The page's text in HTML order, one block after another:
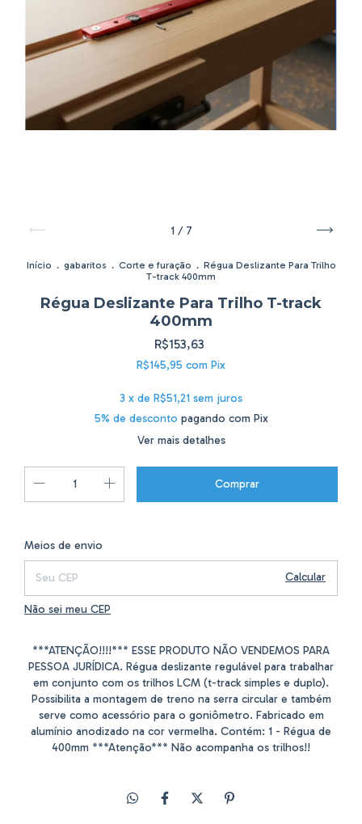
1/ 7
Início . gabaritos . Corte e furação . Régua Deslizante Para Trilho
T-track 400mm
Régua Deslizante Para Trilho T-track
400mm
R$153,63
R$145,95 com Pix
3 x de R$51,21 sem juros
5% de desconto pagando com Pix
Ver mais detalhes
Entregas para o CEP:
Meios de envio
Calcular
Não sei meu CEP
***ATENÇÃO!!!!*** ESSE PRODUTO NÃO VENDEMOS PARA
PESSOA JURÍDICA. Régua deslizante regulável para trabalhar
em conjunto com os trilhos LCM (t-track simples e duplo).
Possibilita a montagem de treno na serra circular e também
serve como acessório para o goniômetro. Fabricado em
alumínio anodizado na cor vermelha. Contém: 1 - Régua de
400mm ***Atenção*** Não acompanha os trilhos!!